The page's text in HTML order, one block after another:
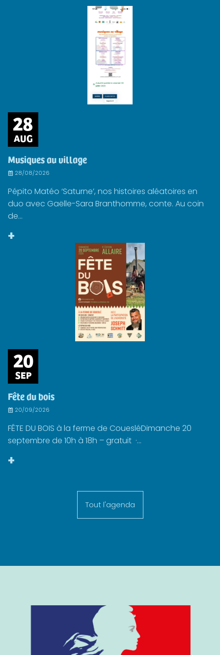
28
AUG
Musiques au village
28/08/2026
Pépito Matéo ‘Saturne’, nos histoires aléatoires en
duo avec Gaëlle-Sara Branthomme, conte. Au coin
de...
+
20
SEP
Fête du bois
20/09/2026
FÊTE DU BOIS à la ferme de CouesléDimanche 20
septembre de 10h à 18h – gratuit ·...
+
Tout l'agenda